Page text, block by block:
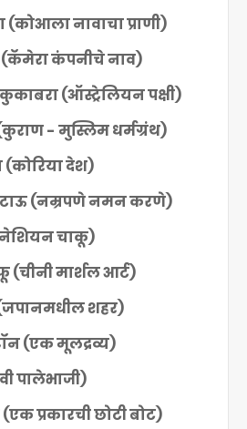
नावाचा प्राणी)
कंपनीचे नाव)
(ऑस्ट्रेलियन पक्षी)
- मुस्लिम धर्मग्रंथ)
(कोरिया देश)
(नम्रपणे नमन करणे)
चाकू)
मार्शल आर्ट)
शहर)
(एक मूलद्रव्य)
पालेभाजी)
प्रकारची छोटी बोट)